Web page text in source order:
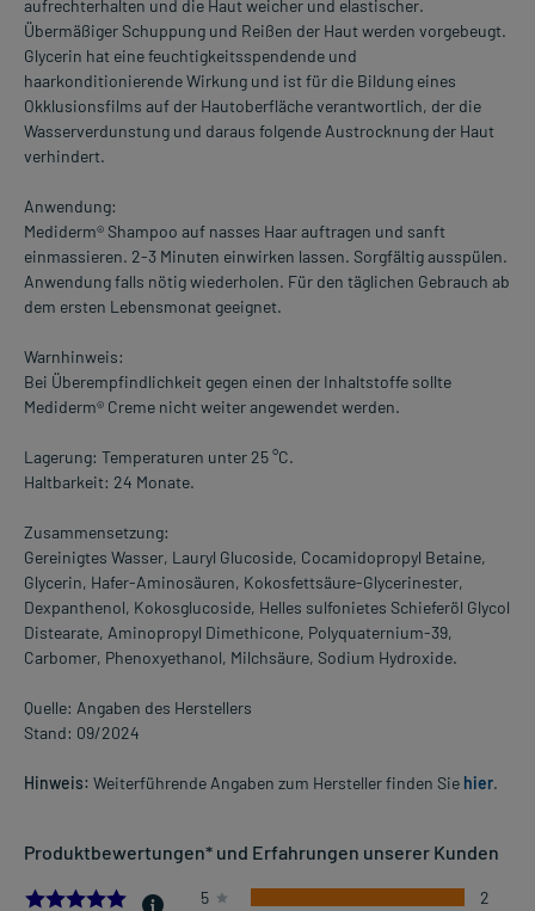
aufrechterhalten und die Haut weicher und elastischer.
Übermäßiger Schuppung und Reißen der Haut werden vorgebeugt.
Glycerin hat eine feuchtigkeitsspendende und
haarkonditionierende Wirkung und ist für die Bildung eines
Okklusionsfilms auf der Hautoberfläche verantwortlich, der die
Wasserverdunstung und daraus folgende Austrocknung der Haut
verhindert.
Anwendung:
Mediderm® Shampoo auf nasses Haar auftragen und sanft
einmassieren. 2-3 Minuten einwirken lassen. Sorgfältig ausspülen.
Anwendung falls nötig wiederholen. Für den täglichen Gebrauch ab
dem ersten Lebensmonat geeignet.
Warnhinweis:
Bei Überempfindlichkeit gegen einen der Inhaltstoffe sollte
Mediderm® Creme nicht weiter angewendet werden.
Lagerung: Temperaturen unter 25 °C.
Haltbarkeit: 24 Monate.
Zusammensetzung:
Gereinigtes Wasser, Lauryl Glucoside, Cocamidopropyl Betaine,
Glycerin, Hafer-Aminosäuren, Kokosfettsäure-Glycerinester,
Dexpanthenol, Kokosglucoside, Helles sulfonietes Schieferöl Glycol
Distearate, Aminopropyl Dimethicone, Polyquaternium-39,
Carbomer, Phenoxyethanol, Milchsäure, Sodium Hydroxide.
Quelle: Angaben des Herstellers
Stand: 09/2024
Hinweis: Weiterführende Angaben zum Hersteller finden Sie hier.
Produktbewertungen* und Erfahrungen unserer Kunden
5.0 5
2